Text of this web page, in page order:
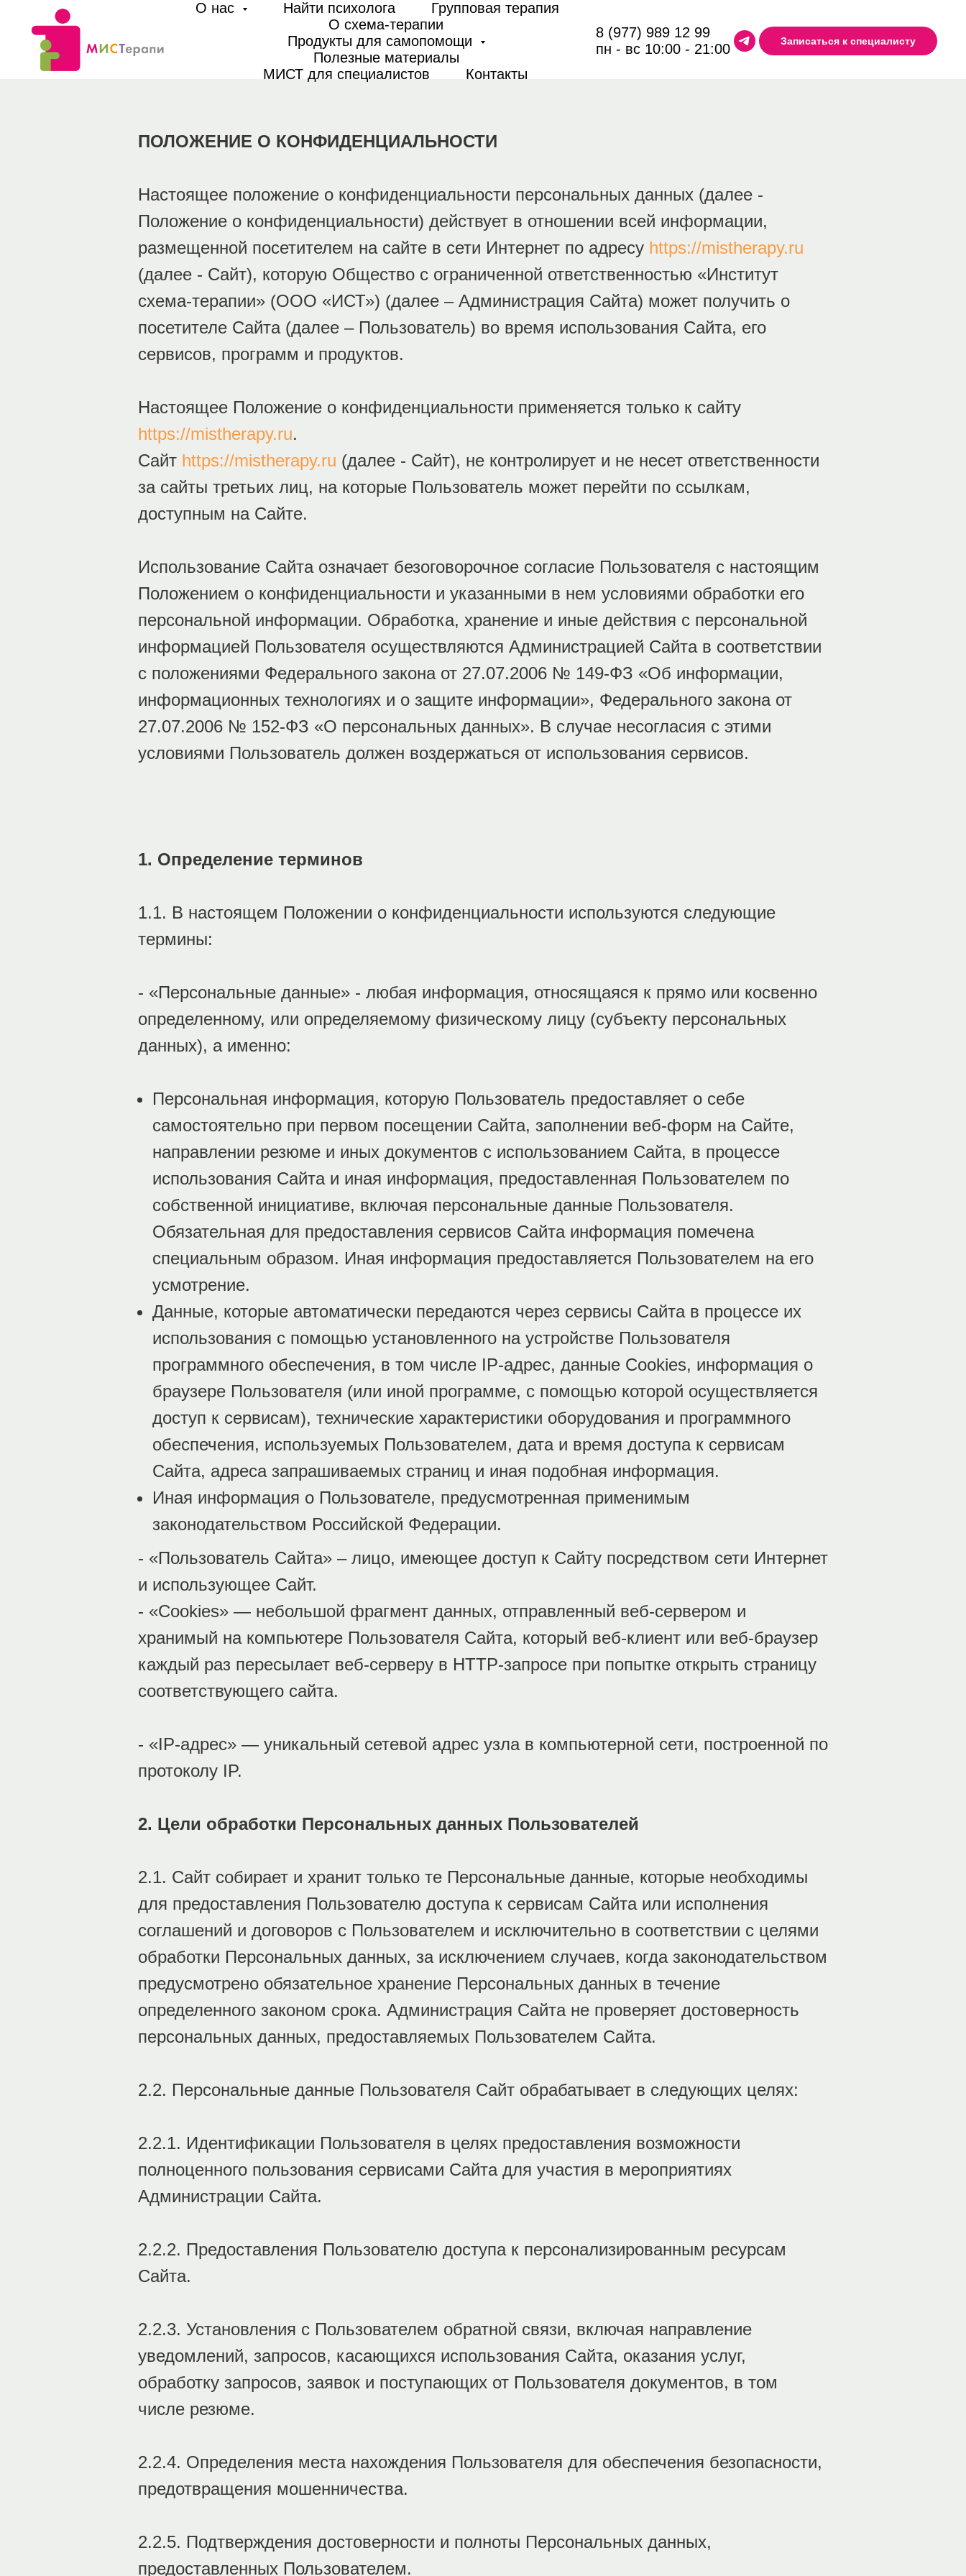
О нас Найти психолога
Групповая терапия
О схема-терапии
Продукты для самопомощи
Полезные материалы
МИСТ для специалистов
Контакты
8 (977) 989 12 99
пн - вс 10:00 - 21:00
Записаться к специалисту
ПОЛОЖЕНИЕ О КОНФИДЕНЦИАЛЬНОСТИ
Настоящее положение о конфиденциальности персональных данных (далее -
Положение о конфиденциальности) действует в отношении всей информации,
размещенной посетителем на сайте в сети Интернет по адресу https://mistherapy.ru
(далее - Сайт), которую Общество с ограниченной ответственностью «Институт
схема-терапии» (ООО «ИСТ») (далее – Администрация Сайта) может получить о
посетителе Сайта (далее – Пользователь) во время использования Сайта, его
сервисов, программ и продуктов.
Настоящее Положение о конфиденциальности применяется только к сайту
https://mistherapy.ru.
Сайт https://mistherapy.ru (далее - Сайт), не контролирует и не несет ответственности
за сайты третьих лиц, на которые Пользователь может перейти по ссылкам,
доступным на Сайте.
Использование Сайта означает безоговорочное согласие Пользователя с настоящим
Положением о конфиденциальности и указанными в нем условиями обработки его
персональной информации. Обработка, хранение и иные действия с персональной
информацией Пользователя осуществляются Администрацией Сайта в соответствии
с положениями Федерального закона от 27.07.2006 № 149-ФЗ «Об информации,
информационных технологиях и о защите информации», Федерального закона от
27.07.2006 № 152-ФЗ «О персональных данных». В случае несогласия с этими
условиями Пользователь должен воздержаться от использования сервисов.
1. Определение терминов
1.1. В настоящем Положении о конфиденциальности используются следующие
термины:
- «Персональные данные» - любая информация, относящаяся к прямо или косвенно
определенному, или определяемому физическому лицу (субъекту персональных
данных), а именно:
Персональная информация, которую Пользователь предоставляет о себе
самостоятельно при первом посещении Сайта, заполнении веб-форм на Сайте,
направлении резюме и иных документов с использованием Сайта, в процессе
использования Сайта и иная информация, предоставленная Пользователем по
собственной инициативе, включая персональные данные Пользователя.
Обязательная для предоставления сервисов Сайта информация помечена
специальным образом. Иная информация предоставляется Пользователем на его
усмотрение.
Данные, которые автоматически передаются через сервисы Сайта в процессе их
использования с помощью установленного на устройстве Пользователя
программного обеспечения, в том числе IP-адрес, данные Сookies, информация о
браузере Пользователя (или иной программе, с помощью которой осуществляется
доступ к сервисам), технические характеристики оборудования и программного
обеспечения, используемых Пользователем, дата и время доступа к сервисам
Сайта, адреса запрашиваемых страниц и иная подобная информация.
Иная информация о Пользователе, предусмотренная применимым
законодательством Российской Федерации.
- «Пользователь Сайта» – лицо, имеющее доступ к Сайту посредством сети Интернет
и использующее Сайт.
- «Cookies» — небольшой фрагмент данных, отправленный веб-сервером и
хранимый на компьютере Пользователя Сайта, который веб-клиент или веб-браузер
каждый раз пересылает веб-серверу в HTTP-запросе при попытке открыть страницу
соответствующего сайта.
- «IP-адрес» — уникальный сетевой адрес узла в компьютерной сети, построенной по
протоколу IP.
2. Цели обработки Персональных данных Пользователей
2.1. Сайт собирает и хранит только те Персональные данные, которые необходимы
для предоставления Пользователю доступа к сервисам Сайта или исполнения
соглашений и договоров с Пользователем и исключительно в соответствии с целями
обработки Персональных данных, за исключением случаев, когда законодательством
предусмотрено обязательное хранение Персональных данных в течение
определенного законом срока. Администрация Сайта не проверяет достоверность
персональных данных, предоставляемых Пользователем Cайта.
2.2. Персональные данные Пользователя Сайт обрабатывает в следующих целях:
2.2.1. Идентификации Пользователя в целях предоставления возможности
полноценного пользования сервисами Сайта для участия в мероприятиях
Администрации Сайта.
2.2.2. Предоставления Пользователю доступа к персонализированным ресурсам
Сайта.
2.2.3. Установления с Пользователем обратной связи, включая направление
уведомлений, запросов, касающихся использования Сайта, оказания услуг,
обработку запросов, заявок и поступающих от Пользователя документов, в том
числе резюме.
2.2.4. Определения места нахождения Пользователя для обеспечения безопасности,
предотвращения мошенничества.
2.2.5. Подтверждения достоверности и полноты Персональных данных,
предоставленных Пользователем.